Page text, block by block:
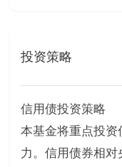
投资策略
信用债投资策略
本基金将重点投
力。信用债券相对